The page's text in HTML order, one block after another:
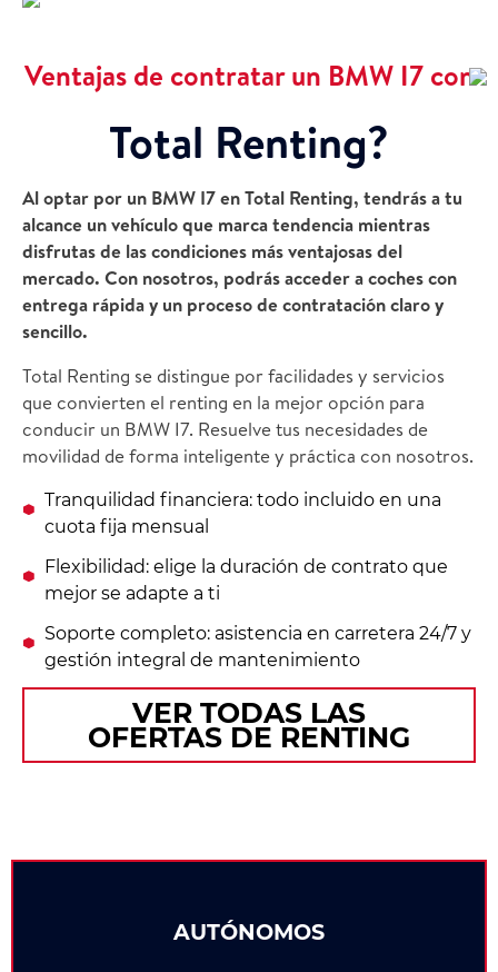
Ventajas de contratar un BMW I7 con
Total Renting?
Al optar por un BMW I7 en Total Renting, tendrás a tu
alcance un vehículo que marca tendencia mientras
disfrutas de las condiciones más ventajosas del
mercado. Con nosotros, podrás acceder a coches con
entrega rápida y un proceso de contratación claro y
sencillo.
Total Renting se distingue por facilidades y servicios
que convierten el renting en la mejor opción para
conducir un BMW I7. Resuelve tus necesidades de
movilidad de forma inteligente y práctica con nosotros.
Tranquilidad financiera: todo incluido en una
cuota fija mensual
Flexibilidad: elige la duración de contrato que
mejor se adapte a ti
Soporte completo: asistencia en carretera 24/7 y
gestión integral de mantenimiento
VER TODAS LAS
OFERTAS DE RENTING
AUTÓNOMOS